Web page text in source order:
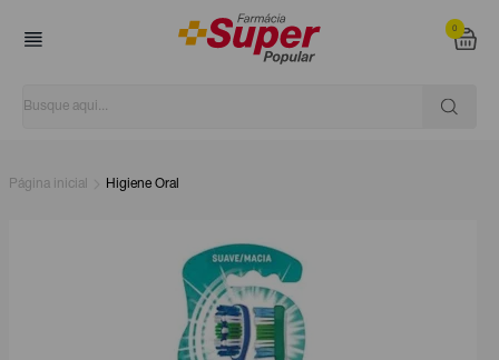
0
Página inicial Higiene Oral